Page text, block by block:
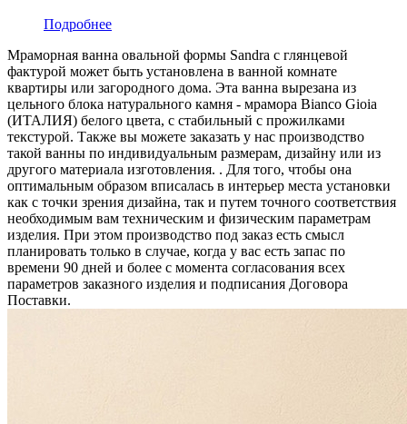
Подробнее
Мраморная ванна овальной формы Sandra с глянцевой
фактурой может быть установлена в ванной комнате
квартиры или загородного дома. Эта ванна вырезана из
цельного блока натурального камня - мрамора Bianco Gioia
(ИТАЛИЯ) белого цвета, c стабильный с прожилками
текстурой. Также вы можете заказать у нас производство
такой ванны по индивидуальным размерам, дизайну или из
другого материала изготовления. . Для того, чтобы она
оптимальным образом вписалась в интерьер места установки
как с точки зрения дизайна, так и путем точного соответствия
необходимым вам техническим и физическим параметрам
изделия. При этом производство под заказ есть смысл
планировать только в случае, когда у вас есть запас по
времени 90 дней и более с момента согласования всех
параметров заказного изделия и подписания Договора
Поставки.